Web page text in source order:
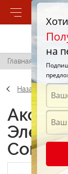
Главная /
Назад
на